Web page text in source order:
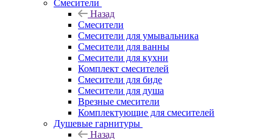
Смесители
Назад
Смесители
Смесители для умывальника
Смесители для ванны
Смесители для кухни
Комплект смесителей
Смесители для биде
Смесители для душа
Врезные смесители
Комплектующие для смесителей
Душевые гарнитуры
Назад